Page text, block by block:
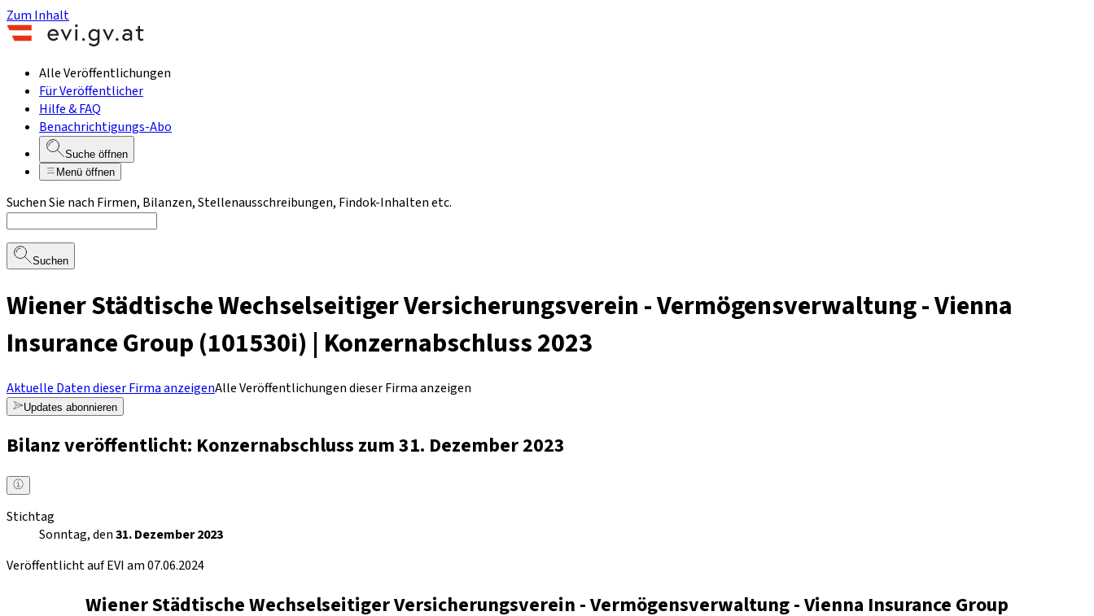
Zum Inhalt
Alle Veröffentlichungen
Für Veröffentlicher
Hilfe & FAQ
Benachrichtigungs-Abo
Suche öffnen
Menü öffnen
Suchen Sie nach Firmen, Bilanzen, Stellenausschreibungen, Findok-Inhalten etc.
Suchen
Wiener Städtische Wechselseitiger Versicherungsverein - Vermögensverwaltung - Vienna
Insurance Group (101530i) | Konzernabschluss 2023
Aktuelle Daten dieser Firma anzeigenAlle Veröffentlichungen dieser Firma anzeigen
Updates abonnieren
Bilanz veröffentlicht: Konzernabschluss zum 31. Dezember 2023
Stichtag
Sonntag, den31. Dezember 2023
Veröffentlicht auf EVI am 07.06.2024
Wiener Städtische Wechselseitiger Versicherungsverein - Vermögensverwaltung - Vienna Insurance Group